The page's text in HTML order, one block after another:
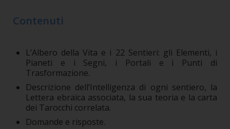
Contenuti
L’Albero della Vita e i 22 Sentieri: gli Elementi, i
Pianeti e i Segni, i Portali e i Punti di
Trasformazione.
Descrizione dell’Intelligenza di ogni sentiero, la
Lettera ebraica associata, la sua teoria e la carta
dei Tarocchi correlata.
Domande e risposte.